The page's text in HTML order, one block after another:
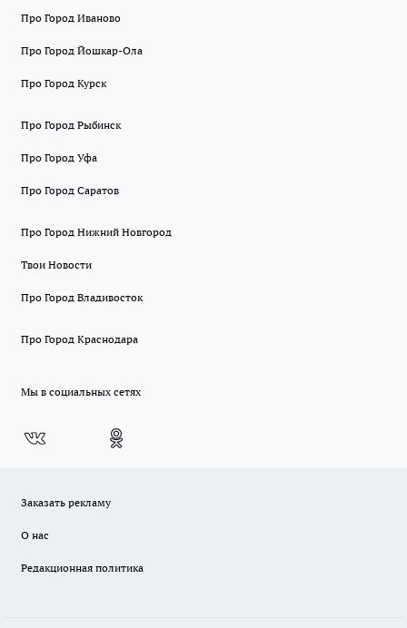
Про Город Иваново
Про Город Йошкар-Ола
Про Город Курск
Про Город Рыбинск
Про Город Уфа
Про Город Саратов
Про Город Нижний Новгород
Твои Новости
Про Город Владивосток
Про Город Краснодара
Мы в социальных сетях
Заказать рекламу
О нас
Редакционная политика